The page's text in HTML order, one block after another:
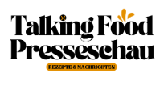
Inhalt
springen